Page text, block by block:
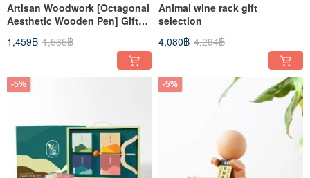
Artisan Woodwork [Octagonal
Aesthetic Wooden Pen] Gift
Selection
1,459฿ 1,535฿
Animal wine rack gift
selection
4,080฿ 4,294฿
-5% -5%